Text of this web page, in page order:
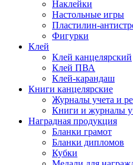
Наклейки
Настольные игры
Пластилин-
Фигурки
Клей
Клей канцелярский
Клей ПВА
Клей-карандаш
Книги канцелярские
Журналы учета и
Книги и журналы
Наградная продукция
Бланки грамот
Бланки дипломов
Кубки